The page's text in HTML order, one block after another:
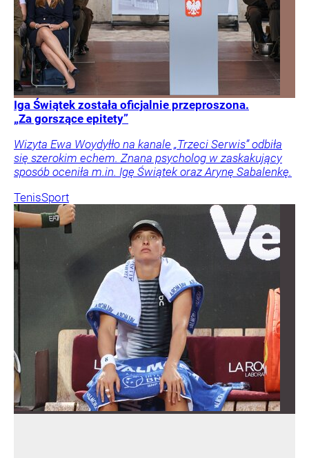
Iga Świątek została oficjalnie przeproszona.
„Za gorszące epitety”
Wizyta Ewa Woydyłło na kanale „Trzeci Serwis” odbiła
się szerokim echem. Znana psycholog w zaskakujący
sposób oceniła m.in. Igę Świątek oraz Arynę Sabalenkę.
TenisSport